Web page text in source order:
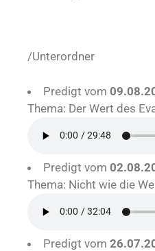
/Unterordner
Predigt vom
Thema: Der Wert des
Predigt vom
Thema: Nicht wie die
Predigt vom